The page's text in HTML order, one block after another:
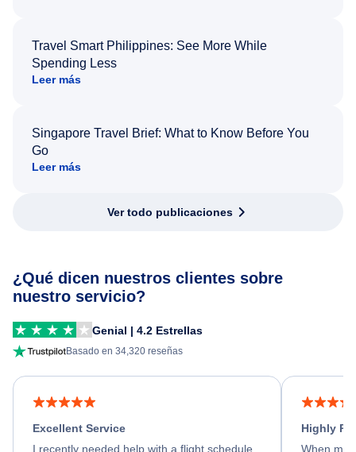
Travel Smart Philippines: See More While
Spending Less
Leer más
Singapore Travel Brief: What to Know Before You
Go
Leer más
Ver todo publicaciones
¿Qué dicen nuestros clientes sobre
nuestro servicio?
Genial | 4.2 Estrellas
Basado en 34,320 reseñas
Excellent Service
I recently needed help with a flight schedule
Highly
When my